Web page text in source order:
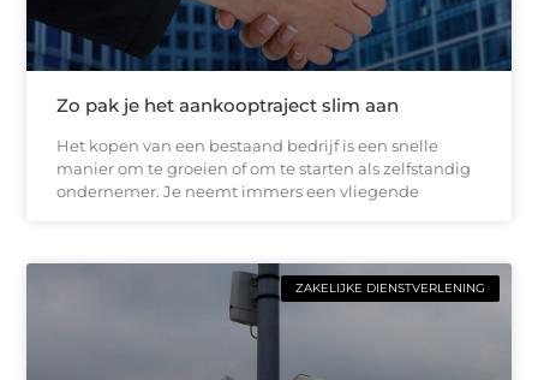
Zo pak je het aankooptraject slim aan
Het kopen van een bestaand bedrijf is een snelle
manier om te groeien of om te starten als zelfstandig
ondernemer. Je neemt immers een vliegende
ZAKELIJKE DIENSTVERLENING